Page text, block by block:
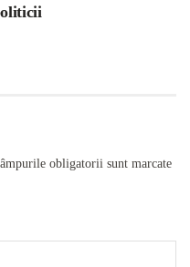
obligatorii sunt marcate